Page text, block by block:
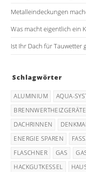
Metalleindeckungen
Was macht eigentlich ein
Ist Ihr Dach für Tauwetter
Schlagwörter
ALUMINIUM AQUA-
BRENNWERTHEIZGERÄTE
DACHRINNEN
ENERGIE SPAREN
FLASCHNER
GAS
HACKGUTKESSEL